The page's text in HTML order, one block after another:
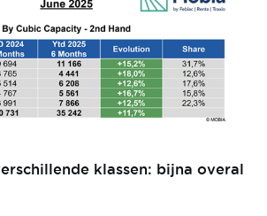
klassen: bijna overal